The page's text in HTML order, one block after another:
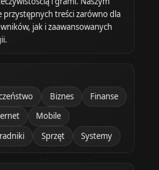
przystępnych treści zarówno dla
jak i zaawansowanych
Biznes
Finanse
Mobile
Sprzęt Systemy